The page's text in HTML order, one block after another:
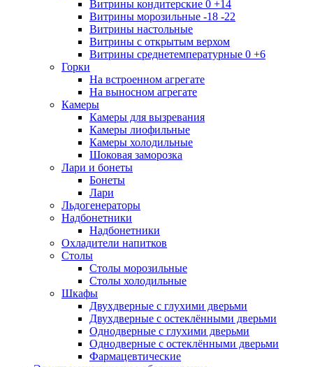
Витрины кондитерские 0 +14
Витрины морозильные -18 -22
Витрины настольные
Витрины с открытым верхом
Витрины среднетемпературные 0 +6
Горки
На встроенном агрегате
На выносном агрегате
Камеры
Камеры для вызревания
Камеры лиофильные
Камеры холодильные
Шоковая заморозка
Лари и бонеты
Бонеты
Лари
Льдогенераторы
Надбонетники
Надбонетники
Охладители напитков
Столы
Столы морозильные
Столы холодильные
Шкафы
Двухдверные с глухими дверьми
Двухдверные с остеклёнными дверьми
Однодверные с глухими дверьми
Однодверные с остеклёнными дверьми
Фармацевтические